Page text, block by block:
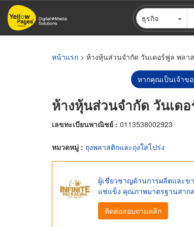
ข้าม
ไป
ธุรกิจ
หน้าแรก > ห้างหุ้นส่วนจำกัด วันเดอร์ฟูล พลา
หากคุณเป็นเจ้าข
ห้างหุ้นส่วนจำกัด วันเด
เลขทะเบียนพาณิชย์ : 0113538002923
หมวดหมู่ : ถุงพลาสติกและถุงใสโปร่ง
ผู้เชี่ยวชาญด้านการผลิตและข
แช่แข็ง คุณภาพมาตรฐานสาก
ติดต่อสอบถามคลิก